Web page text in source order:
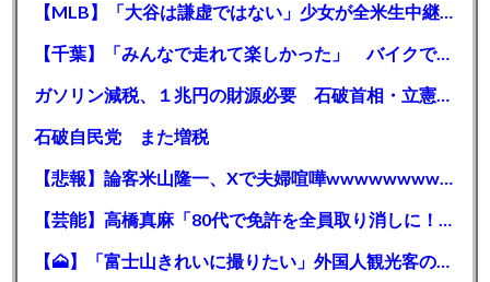
【MLB】「大谷は謙虚ではない」少女が全米生中継で突然の大谷翔平批判 サイン無視された過去明かす
【千葉】「みんなで走れて楽しかった」 バイクでバースデー集団暴走 男女５７人を書類送検 SNSで参加者募る
ガソリン減税、１兆円の財源必要 石破首相・立憲野田氏「財源は死に物狂いで確保しなければならない」「本当に死に物狂いで」
石破自民党 また増税
【悲報】論客米山隆一、Xで夫婦喧嘩wwwwwwwwwwww
【芸能】高橋真麻「80代で免許を全員取り消しに！」 高齢ドライバーの事故問題で、高齢者の運転免許取り消し法を提案
【🗻】「富士山きれいに撮りたい」外国人観光客のレンタカー事故が急増…「ハンドルが逆で慣れず」、道の狭さも